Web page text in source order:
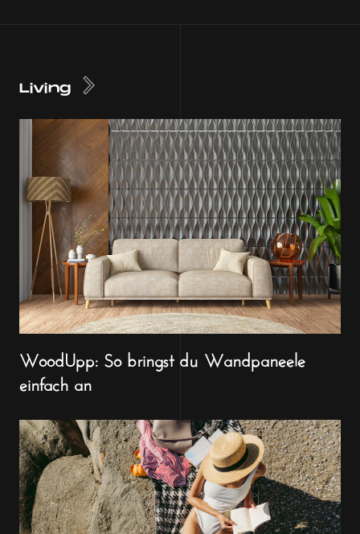
Living
WoodUpp: So bringst du Wandpaneele
einfach an